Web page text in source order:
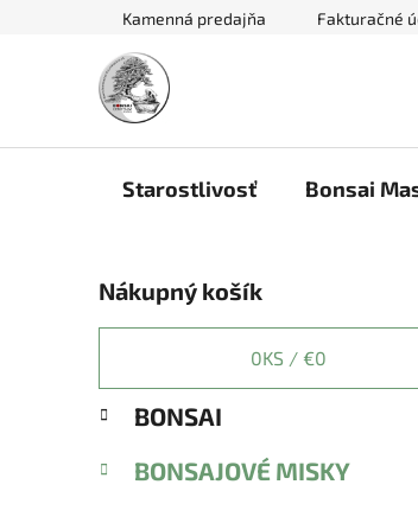
Kamenná predajňa Fakturačné
Starostlivosť Bonsai
o
č
ý
p
n
Nákupný košík
0KS / €0
kategórie
a
e
BONSAI
BONSAJOVÉ MISKY